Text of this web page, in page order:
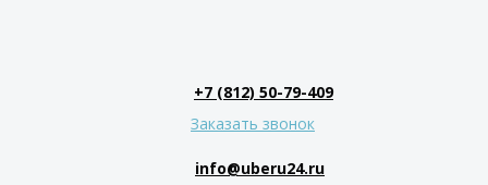
+7 (812) 50-79-409
Заказать звонок
info@uberu24.ru